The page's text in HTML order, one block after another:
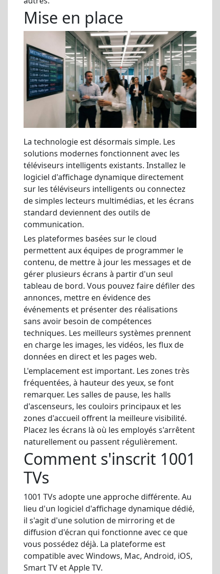
Mise en place
La technologie est désormais simple. Les
solutions modernes fonctionnent avec les
téléviseurs intelligents existants. Installez le
logiciel d'affichage dynamique directement
sur les téléviseurs intelligents ou connectez
de simples lecteurs multimédias, et les écrans
standard deviennent des outils de
communication.
Les plateformes basées sur le cloud
permettent aux équipes de programmer le
contenu, de mettre à jour les messages et de
gérer plusieurs écrans à partir d'un seul
tableau de bord. Vous pouvez faire défiler des
annonces, mettre en évidence des
événements et présenter des réalisations
sans avoir besoin de compétences
techniques. Les meilleurs systèmes prennent
en charge les images, les vidéos, les flux de
données en direct et les pages web.
L'emplacement est important. Les zones très
fréquentées, à hauteur des yeux, se font
remarquer. Les salles de pause, les halls
d'ascenseurs, les couloirs principaux et les
zones d'accueil offrent la meilleure visibilité.
Placez les écrans là où les employés s'arrêtent
naturellement ou passent régulièrement.
Comment s'inscrit 1001
TVs
1001 TVs adopte une approche différente. Au
lieu d'un logiciel d'affichage dynamique dédié,
il s'agit d'une solution de mirroring et de
diffusion d'écran qui fonctionne avec ce que
vous possédez déjà. La plateforme est
compatible avec Windows, Mac, Android, iOS,
Smart TV et Apple TV.